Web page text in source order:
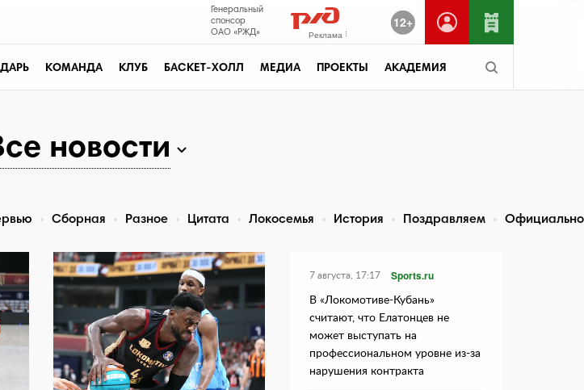
12+
Генеральный
спонсор
ОАО «РЖД»
Реклама
КОМАНДА КЛУБ БАСКЕТ-ХОЛЛ МЕДИА ПРОЕКТЫ АКАДЕМИЯ
новости
Сборная Разное Цитата Локосемья История Поздравляем Официально
7 августа, 17:17 Sports.ru
В «Локомотиве-Кубань»
считают, что Елатонцев не
может выступать на
профессиональном уровне из-за
нарушения контракта